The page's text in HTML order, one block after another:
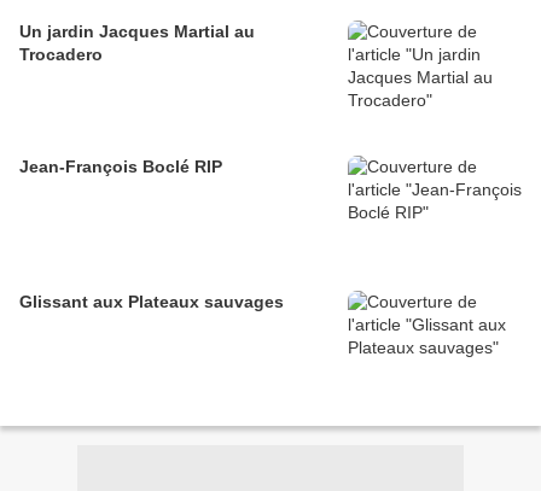
Un jardin Jacques Martial au
Trocadero
Jean-François Boclé RIP
Glissant aux Plateaux sauvages